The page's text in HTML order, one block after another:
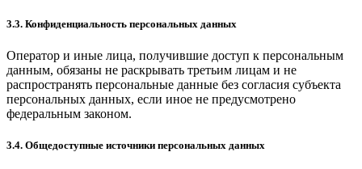
3.3. Конфиденциальность персональных данных
Оператор и иные лица, получившие доступ к персональным
данным, обязаны не раскрывать третьим лицам и не
распространять персональные данные без согласия субъекта
персональных данных, если иное не предусмотрено
федеральным законом.
3.4. Общедоступные источники персональных данных